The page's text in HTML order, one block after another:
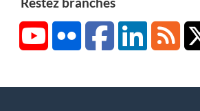
YouTubeFlickr FacebookLinkedInRSS